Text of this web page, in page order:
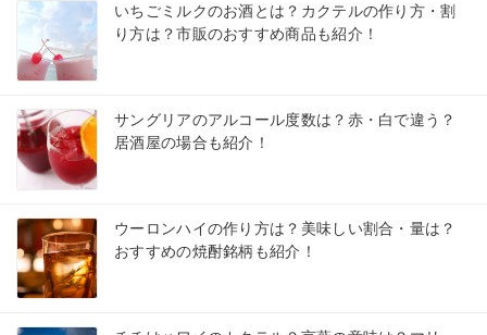
いちごミルクのお酒とは？カクテルの作り方・割
り方は？市販のおすすめ商品も紹介！
サングリアのアルコール度数は？赤・白で違う？
居酒屋の場合も紹介！
ウーロンハイの作り方は？美味しい割合・量は？
おすすめの焼酎銘柄も紹介！